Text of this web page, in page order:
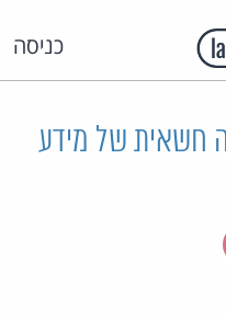
כניסה
חשאית של מידע